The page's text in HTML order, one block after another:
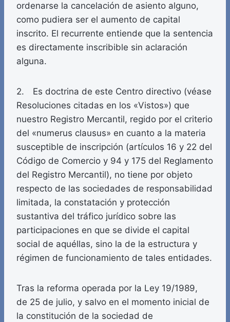
ordenarse la cancelación de asiento alguno,
como pudiera ser el aumento de capital
inscrito. El recurrente entiende que la sentencia
es directamente inscribible sin aclaración
alguna.
2. Es doctrina de este Centro directivo (véase
Resoluciones citadas en los «Vistos») que
nuestro Registro Mercantil, regido por el criterio
del «numerus clausus» en cuanto a la materia
susceptible de inscripción (artículos 16 y 22 del
Código de Comercio y 94 y 175 del Reglamento
del Registro Mercantil), no tiene por objeto
respecto de las sociedades de responsabilidad
limitada, la constatación y protección
sustantiva del tráfico jurídico sobre las
participaciones en que se divide el capital
social de aquéllas, sino la de la estructura y
régimen de funcionamiento de tales entidades.
Tras la reforma operada por la Ley 19/1989,
de 25 de julio, y salvo en el momento inicial de
la constitución de la sociedad de